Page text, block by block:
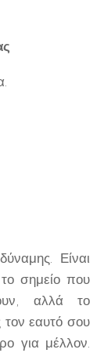
Είναι
σημείο που
αλλά το
τον εαυτό σου
για μέλλον.